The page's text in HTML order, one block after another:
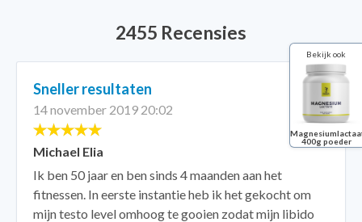
2455 Recensies
Sneller resultaten
14 november 2019 20:02
Michael Elia
Ik ben 50 jaar en ben sinds 4 maanden aan het
fitnessen. In eerste instantie heb ik het gekocht om
mijn testo level omhoog te gooien zodat mijn libido
Bekijk ook
400g poeder